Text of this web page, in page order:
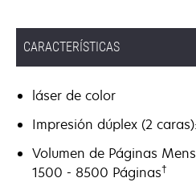
CARACTERÍSTICAS
láser de color
Impresión dúplex (2
Volumen de Páginas
1500 - 8500 Páginas†